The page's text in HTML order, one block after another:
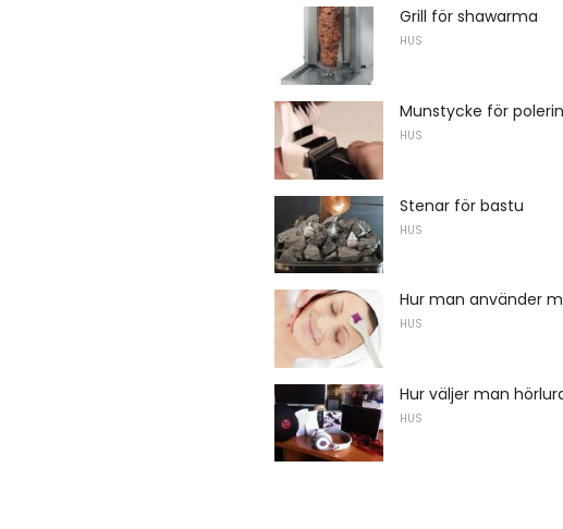
Grill för shawarma
HUS
Munstycke för
HUS
Stenar för bastu
HUS
Hur man använder
HUS
Hur väljer man
HUS